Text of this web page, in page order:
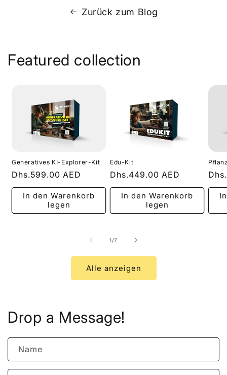
Zurück zum Blog
Featured collection
Generatives KI-Explorer-Kit
Normaler
Preis
Dhs.599.00 AED
In den Warenkorb
legen
Edu-Kit
Normaler
Preis
Dhs.449.00 AED
In den Warenkorb
legen
1/von
7
Alle anzeigen
Drop a Message!
Name